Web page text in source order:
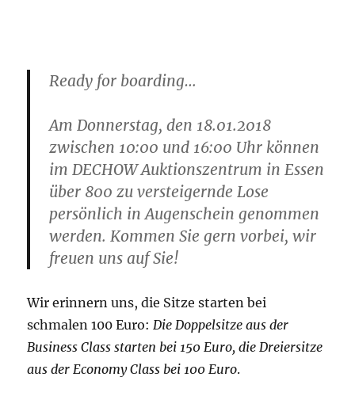
Ready for boarding…
Am Donnerstag, den 18.01.2018
zwischen 10:00 und 16:00 Uhr können
im DECHOW Auktionszentrum in Essen
über 800 zu versteigernde Lose
persönlich in Augenschein genommen
werden. Kommen Sie gern vorbei, wir
freuen uns auf Sie!
Wir erinnern uns, die Sitze starten bei
schmalen 100 Euro:Die Doppelsitze aus der
Business Class starten bei 150 Euro, die Dreiersitze
aus der Economy Class bei 100 Euro.